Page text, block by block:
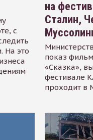
с
На это
на
Сталин,
показ
«Сказка»,
фестивале
проходит в